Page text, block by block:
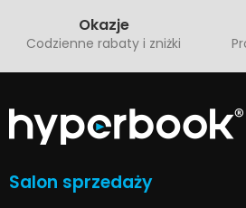
Okazje
Codzienne rabaty i zniżki
Salon sprzedaży